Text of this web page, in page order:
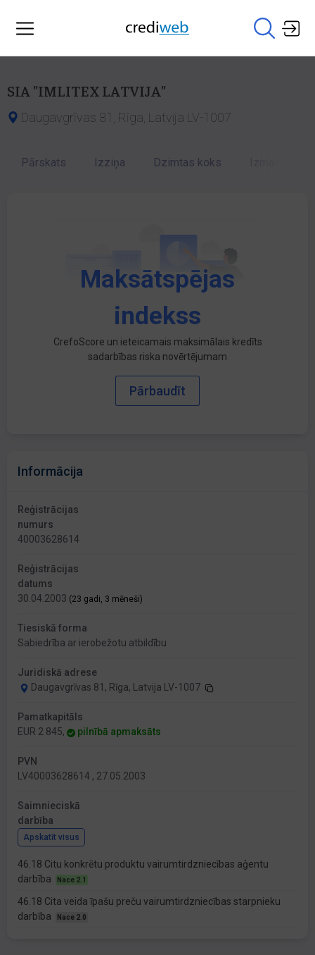
SIA "IMLITEX LATVIJA"
Daugavgrīvas 81, Rīga, Latvija LV-1007
Pārskats Izziņa Dzimtas koks
Maksātspējas
indekss
CrefoScore un ieteicamais maksimālais kredīts
sadarbības riska novērtējumam
Pārbaudīt
Informācija
Reģistrācijas
numurs
40003628614
Reģistrācijas
datums
30.04.2003 (23 gadi, 3 mēneši)
Tiesiskā forma
Sabiedrība ar ierobežotu atbildību
Juridiskā adrese
Daugavgrīvas 81, Rīga, Latvija LV-1007
Pamatkapitāls
EUR 2 845,
pilnībā apmaksāts
PVN
LV40003628614 , 27.05.2003
Saimnieciskā
darbība
Apskatīt visus
46.18 Citu konkrētu produktu vairumtirdzniecības aģentu
darbība
Nace 2.1
46.18 Cita veida īpašu preču vairumtirdzniecības starpnieku
darbība
Nace 2.0